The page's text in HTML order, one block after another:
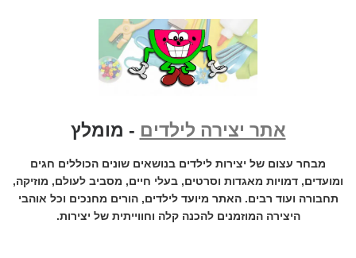
אתר יצירה לילדים - מומלץ
מבחר עצום של יצירות לילדים בנושאים שונים הכוללים חגים
ומועדים, דמויות מאגדות וסרטים, בעלי חיים, מסביב לעולם, מוזיקה,
תחבורה ועוד רבים. האתר מיועד לילדים, הורים מחנכים וכל אוהבי
היצירה המוזמנים להכנה קלה וחווייתית של יצירות.